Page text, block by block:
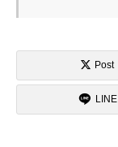
Post
LINE